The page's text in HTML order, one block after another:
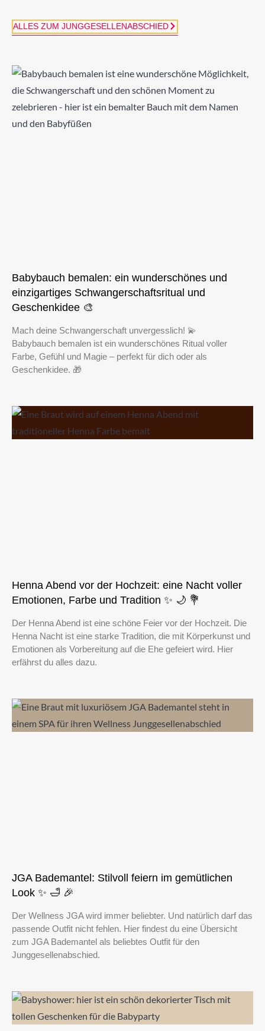
ALLES ZUM JUNGGESELLENABSCHIED
Babybauch bemalen: ein wunderschönes und
einzigartiges Schwangerschaftsritual und
Geschenkidee 🎨
Mach deine Schwangerschaft unvergesslich! 💫
Babybauch bemalen ist ein wunderschönes Ritual voller
Farbe, Gefühl und Magie – perfekt für dich oder als
Geschenkidee. 🎁
Henna Abend vor der Hochzeit: eine Nacht voller
Emotionen, Farbe und Tradition ✨ 🌙 💐
Der Henna Abend ist eine schöne Feier vor der Hochzeit. Die
Henna Nacht ist eine starke Tradition, die mit Körperkunst und
Emotionen als Vorbereitung auf die Ehe gefeiert wird. Hier
erfährst du alles dazu.
JGA Bademantel: Stilvoll feiern im gemütlichen
Look ✨ 🛁 🎉
Der Wellness JGA wird immer beliebter. Und natürlich darf das
passende Outfit nicht fehlen. Hier findest du eine Übersicht
zum JGA Bademantel als beliebtes Outfit für den
Junggesellenabschied.